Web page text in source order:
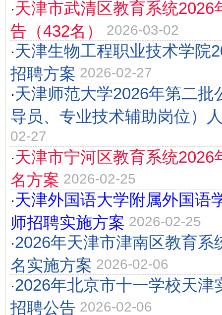
·天津市武清区教育系统2026
告（432名）
2026-03-02
·天津生物工程职业技术学院
招聘方案 2026-02-27
·天津师范大学2026年第二批
导员、专业技术辅助岗位）
02-27
·天津市宁河区教育系统2026
名方案 2026-02-25
·天津外国语大学附属外国语
师招聘实施方案 2026-02-25
·2026年天津市津南区教育系
名实施方案 2026-02-06
·2026年北京市十一学校天津
招聘公告 2026-02-06